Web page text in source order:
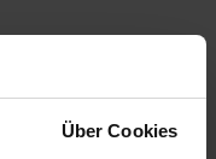
Über Cookies